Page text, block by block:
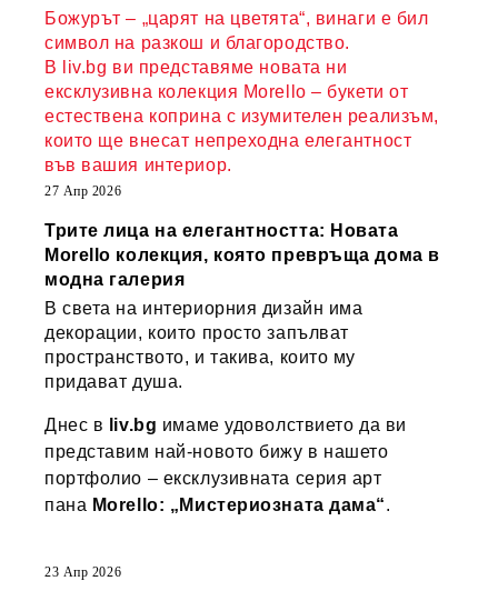
Божурът – „царят на цветята“, винаги е бил
символ на разкош и благородство.
В liv.bg ви представяме новата ни
ексклузивна колекция Morello – букети от
естествена коприна с изумителен реализъм,
които ще внесат непреходна елегантност
във вашия интериор.
27 Апр 2026
Трите лица на елегантността: Новата
Morello колекция, която превръща дома в
модна галерия
В света на интериорния дизайн има
декорации, които просто запълват
пространството, и такива, които му
придават душа.
Днес в liv.bg имаме удоволствието да ви
представим най-новото бижу в нашето
портфолио – ексклузивната серия арт
пана Morello: „Мистериозната дама“.
23 Апр 2026